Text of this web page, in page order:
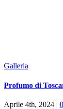
Galleria
Profumo di
Aprile 4th, 2024 |